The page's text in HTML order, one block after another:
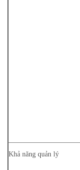
Khả năng quản lý